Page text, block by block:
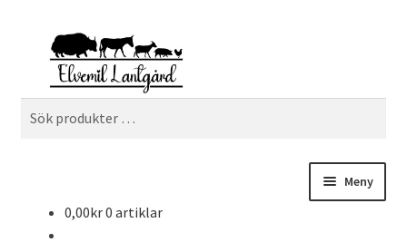
Hoppa
navigering
Hoppa
innehåll
Meny
Webbutik
0,00kr0 artiklar